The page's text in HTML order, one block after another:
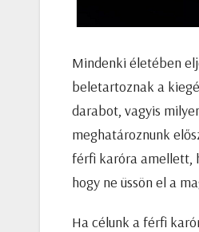
Mindenki életében
beletartoznak a
darabot, vagyis
meghatároznunk
férfi karóra amellett,
hogy ne üssön el a
Ha célunk a férfi